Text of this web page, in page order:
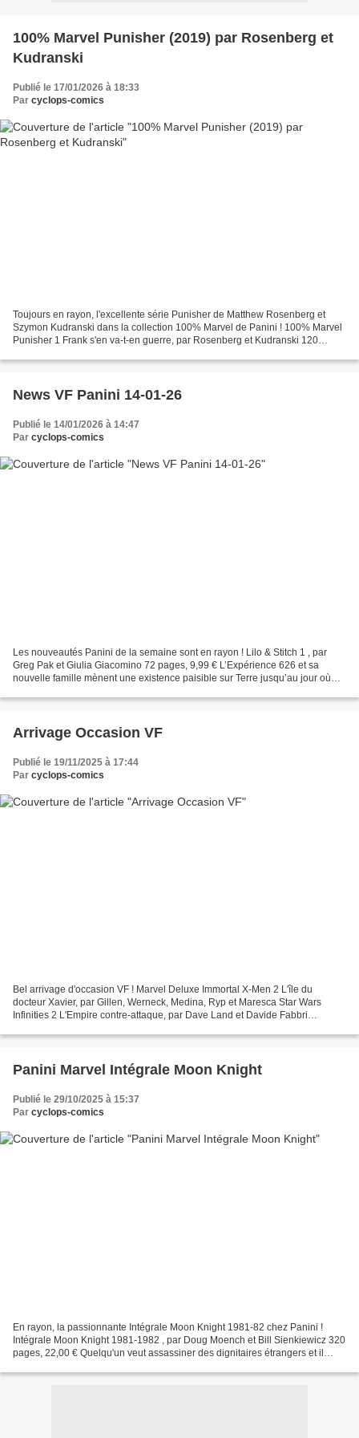
100% Marvel Punisher (2019) par Rosenberg et
Kudranski
Publié le 17/01/2026 à 18:33
Par cyclops-comics
Toujours en rayon, l'excellente série Punisher de Matthew Rosenberg et
Szymon Kudranski dans la collection 100% Marvel de Panini ! 100% Marvel
Punisher 1 Frank s'en va-t-en guerre, par Rosenberg et Kudranski 120
News VF Panini 14-01-26
Publié le 14/01/2026 à 14:47
Par cyclops-comics
Les nouveautés Panini de la semaine sont en rayon ! Lilo & Stitch 1 , par
Greg Pak et Giulia Giacomino 72 pages, 9,99 € L’Expérience 626 et sa
nouvelle famille mènent une existence paisible sur Terre jusqu’au jour où
Arrivage Occasion VF
Publié le 19/11/2025 à 17:44
Par cyclops-comics
Bel arrivage d'occasion VF ! Marvel Deluxe Immortal X-Men 2 L'île du
docteur Xavier, par Gillen, Werneck, Medina, Ryp et Maresca Star Wars
Infinities 2 L'Empire contre-attaque, par Dave Land et Davide Fabbri
Panini Marvel Intégrale Moon Knight
Publié le 29/10/2025 à 15:37
Par cyclops-comics
En rayon, la passionnante Intégrale Moon Knight 1981-82 chez Panini !
Intégrale Moon Knight 1981-1982 , par Doug Moench et Bill Sienkiewicz 320
pages, 22,00 € Quelqu'un veut assassiner des dignitaires étrangers et il